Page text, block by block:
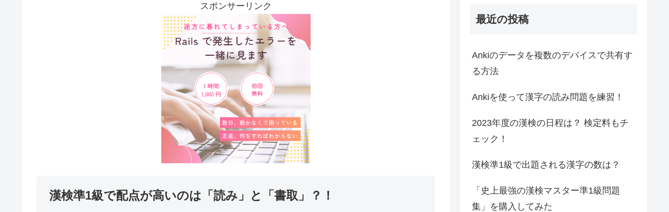
スポンサーリンク
漢検準1級で配点が高いのは「読み」と「書取」？！
最近の投稿
Ankiのデータを複数のデバイスで共有す
る方法
Ankiを使って漢字の読み問題を練習！
2023年度の漢検の日程は？ 検定料もチ
ェック！
漢検準1級で出題される漢字の数は？
「史上最強の漢検マスター準1級問題
集」を購入してみた